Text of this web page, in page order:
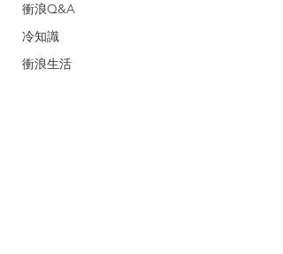
衝浪Q&A
冷知識
衝浪生活